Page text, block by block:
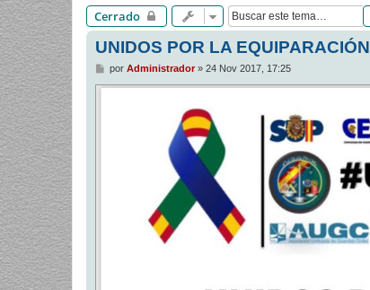
Cerrado
UNIDOS POR LA EQUIPARACIÓN
M
n
por Administrador» 24 Nov 2017, 17:25